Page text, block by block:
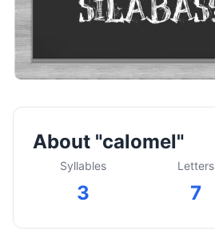
About "calomel"
Syllables
3
Letters
7